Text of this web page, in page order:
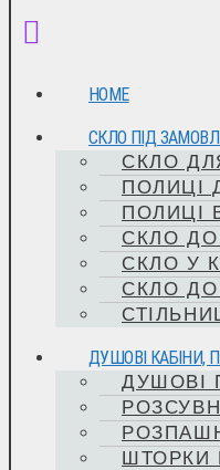
HOME
СКЛО ПІД
СКЛО
ПОЛИЦІ
ПОЛИЦІ
СКЛО
СКЛО У
СКЛО ДО
ДУШОВІ КАБІНИ,
ДУШОВІ
ШТОРКИ